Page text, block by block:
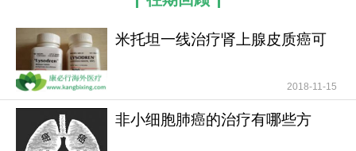
米托坦一线治疗肾上腺皮质癌可
2018-11-15
非小细胞肺癌的治疗有哪些方